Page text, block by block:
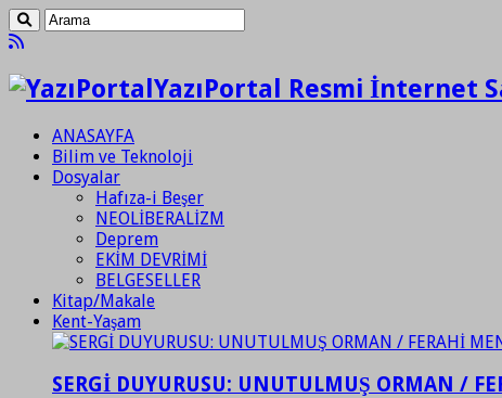
YazıPortal Resmi İnternet
ANASAYFA
Bilim ve Teknoloji
Dosyalar
Hafıza-i Beşer
NEOLİBERALİZM
Deprem
EKİM DEVRİMİ
BELGESELLER
Kitap/Makale
Kent-Yaşam
SERGİ DUYURUSU: UNUTULMUŞ ORMAN /